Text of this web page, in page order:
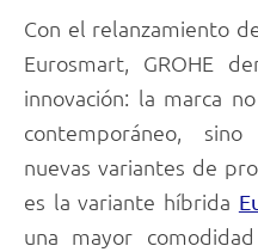
Con el relanzamiento
Eurosmart, GROHE
innovación: la marca
contemporáneo,
nuevas variantes de
es la variante híbrida
una mayor